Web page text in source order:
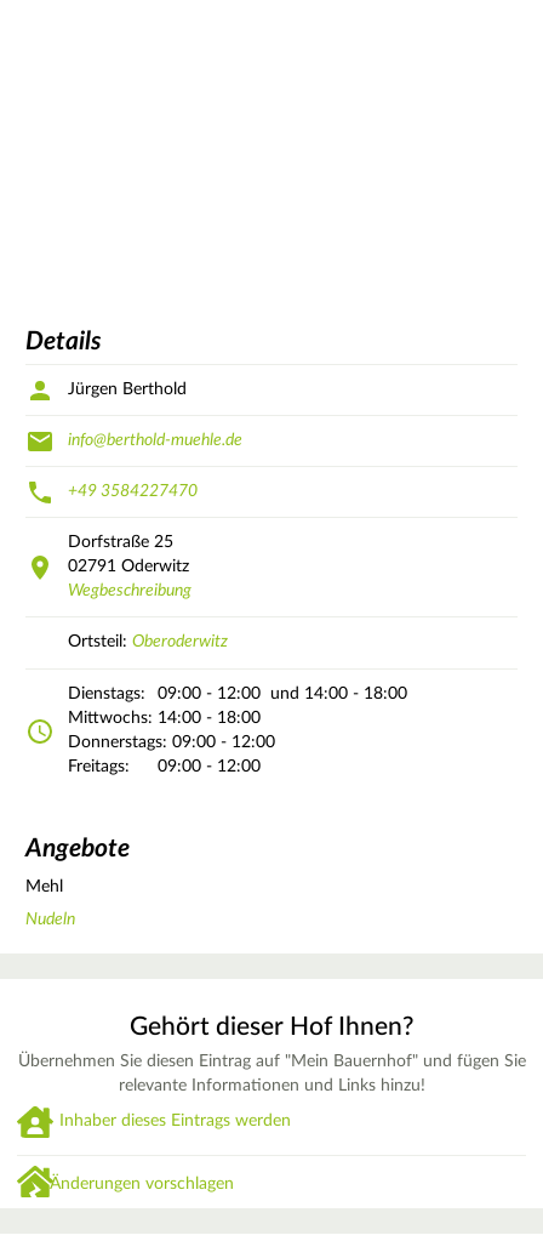
Details
Jürgen Berthold
info@berthold-muehle.de
+49 3584227470
Dorfstraße 25
02791 Oderwitz
Wegbeschreibung
Ortsteil: Oberoderwitz
Dienstags: 09:00 - 12:00
und 14:00 - 18:00
Mittwochs: 14:00 - 18:00
Donnerstags: 09:00 - 12:00
Freitags:
09:00 - 12:00
Angebote
Mehl
Nudeln
Gehört dieser Hof Ihnen?
Übernehmen Sie diesen Eintrag auf "Mein Bauernhof" und fügen Sie
relevante Informationen und Links hinzu!
Inhaber dieses Eintrags werden
Änderungen vorschlagen